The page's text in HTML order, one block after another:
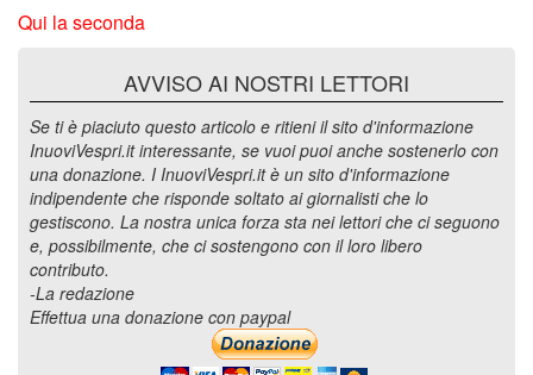
Qui la seconda
AVVISO AI NOSTRI LETTORI
Se ti è piaciuto questo articolo e ritieni il sito d'informazione
InuoviVespri.it interessante, se vuoi puoi anche sostenerlo con
una donazione. I InuoviVespri.it è un sito d'informazione
indipendente che risponde soltato ai giornalisti che lo
gestiscono. La nostra unica forza sta nei lettori che ci seguono
e, possibilmente, che ci sostengono con il loro libero
contributo.
-La redazione
Effettua una donazione con paypal